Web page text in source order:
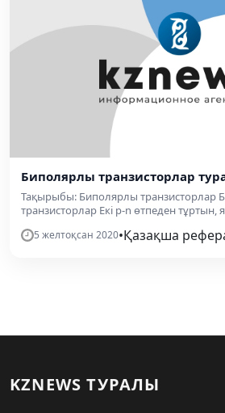
Биполярлы транзисторлар
Тақырыбы: Биполярлы транзисторлар
транзисторлар Екі p-n өтпеден тұртын,
5 желтоқсан 2020•Қазақша
KZNEWS ТУРАЛЫ